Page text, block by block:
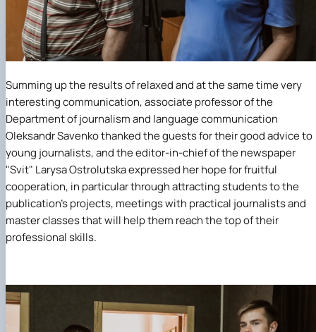
Summing up the results of relaxed and at the same time very
interesting communication, associate professor of the
Department of journalism and language communication
Oleksandr Savenkothanked the guests for their good advice to
young journalists, and the editor-in-chief of the newspaper
"Svit" Larysa Ostrolutskaexpressed her hope for fruitful
cooperation, in particular through attracting students to the
publication's projects, meetings with practical journalists and
master classes that will help them reach the top of their
professional skills.